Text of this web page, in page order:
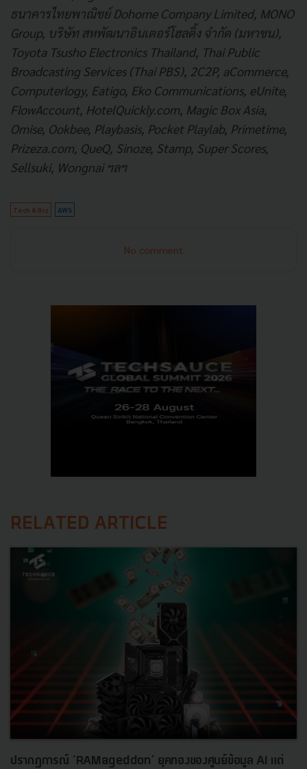
ธนาคารไทยพาณิชย์ Dohome Company Limited, MONO
Group, บริษัท สหพัฒนาอินเตอร์โฮลดิ้ง จำกัด (มหาชน),
Toyota Tsusho Electronics Thailand, Thai Public
Broadcasting Services (Thai PBS), 2C2P, aCommerce,
Computerlogy, Eatigo, Eko Communications, eUnite,
FlowAccount, HotelQuickly.com, Magic Box Asia,
Omise, Ookbee, Playbasis, Pocket Playlab, Primetime,
Prizeza.com, QueQ, Sinoze, Stamp, Super Scores,
Sellsuki, Wongnai ฯลฯ
Tech & Biz AWS
No comment
RELATED ARTICLE
ปรากฏการณ์ ‘RAMageddon’ ยุคทองของศูนย์ข้อมูล AI แต่